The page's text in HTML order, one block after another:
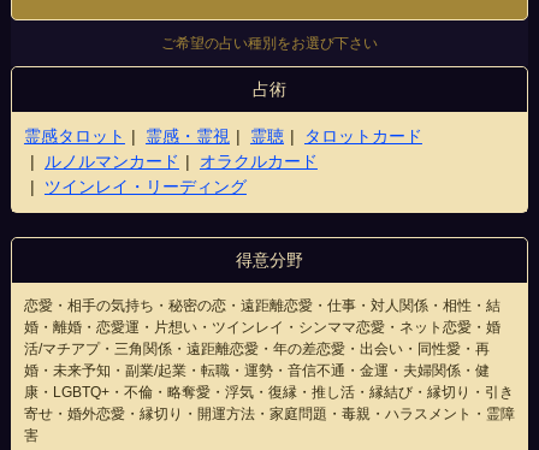
ご希望の占い種別をお選び下さい
占術
霊感タロット 霊感・霊視 霊聴
タロットカード
ルノルマンカード
オラクルカード
ツインレイ・リーディング
得意分野
恋愛・相手の気持ち・秘密の恋・遠距離恋愛・仕事・対人関係・相性・結
婚・離婚・恋愛運・片想い・ツインレイ・シンママ恋愛・ネット恋愛・婚
活/マチアプ・三角関係・遠距離恋愛・年の差恋愛・出会い・同性愛・再
婚・未来予知・副業/起業・転職・運勢・音信不通・金運・夫婦関係・健
康・LGBTQ+・不倫・略奪愛・浮気・復縁・推し活・縁結び・縁切り・引き
寄せ・婚外恋愛・縁切り・開運方法・家庭問題・毒親・ハラスメント・霊障
害